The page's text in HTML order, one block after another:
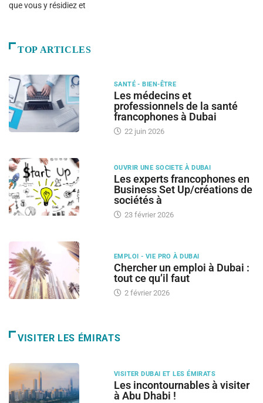
que vous y résidiez et
TOP ARTICLES
SANTÉ - BIEN-ÊTRE
Les médecins et
professionnels de la santé
francophones à Dubai
22 juin 2026
OUVRIR UNE SOCIETE À DUBAI
Les experts francophones en
Business Set Up/créations de
sociétés à
23 février 2026
EMPLOI - VIE PRO À DUBAI
Chercher un emploi à Dubai :
tout ce qu’il faut
2 février 2026
VISITER LES ÉMIRATS
VISITER DUBAI ET LES ÉMIRATS
Les incontournables à visiter
à Abu Dhabi !